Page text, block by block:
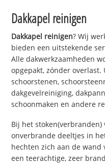
Dakkapel reinigen
Dakkapel reinigen? Wij
bieden een uitstekende
Alle dakwerkzaamheden
opgepakt, zónder
schoorstenen,
dakgevelreiniging,
schoonmaken en andere
Bij het
onverbrande deeltjes in
hechten zich aan de wand
een teerachtige, zeer